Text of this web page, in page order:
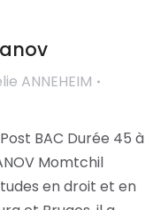
ANNEHEIM
BAC Durée 45 à
Momtchil
en droit et en